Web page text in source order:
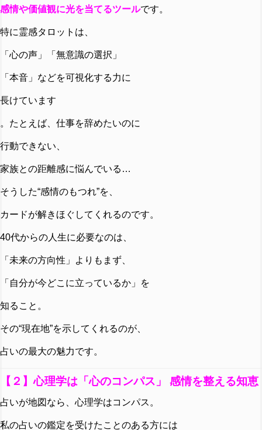
感情や価値観に光を当てるツールです。
特に霊感タロットは、
「心の声」「無意識の選択」
「本音」などを可視化する力に
長けています
。たとえば、仕事を辞めたいのに
行動できない、
家族との距離感に悩んでいる…
そうした“感情のもつれ”を、
カードが解きほぐしてくれるのです。
40代からの人生に必要なのは、
「未来の方向性」よりもまず、
「自分が今どこに立っているか」を
知ること。
その“現在地”を示してくれるのが、
占いの最大の魅力です。
【２】心理学は「心のコンパス」 感情を整える知恵
占いが地図なら、心理学はコンパス。
私の占いの鑑定を受けたことのある方には